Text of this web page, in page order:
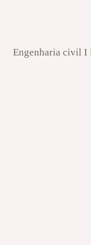
Engenharia civil I